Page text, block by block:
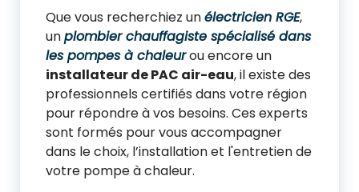
Que vous recherchiez unélectricien RGE,
unplombier chauffagiste spécialisé dans
les pompes à chaleurou encore un
installateur de PAC air-eau, il existe des
professionnels certifiés dans votre région
pour répondre à vos besoins. Ces experts
sont formés pour vous accompagner
dans le choix, l’installation et l'entretien de
votre pompe à chaleur.